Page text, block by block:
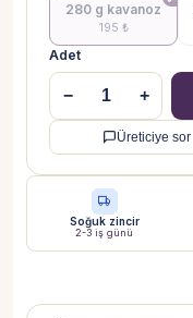
280 g kavanoz
195 ₺
Adet
− +
Üreticiye sor
Soğuk zincir
2-3 iş günü